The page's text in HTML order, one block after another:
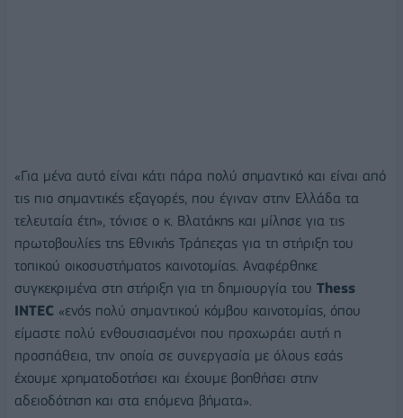
«Για μένα αυτό είναι κάτι πάρα πολύ σημαντικό και είναι από
τις πιο σημαντικές εξαγορές, που έγιναν στην Ελλάδα τα
τελευταία έτη», τόνισε ο κ. Βλατάκης και μίλησε για τις
πρωτοβουλίες της Εθνικής Τράπεζας για τη στήριξη του
τοπικού οικοσυστήματος καινοτομίας. Αναφέρθηκε
συγκεκριμένα στη στήριξη για τη δημιουργία του Thess
INTEC «ενός πολύ σημαντικού κόμβου καινοτομίας, όπου
είμαστε πολύ ενθουσιασμένοι που προχωράει αυτή η
προσπάθεια, την οποία σε συνεργασία με όλους εσάς
έχουμε χρηματοδοτήσει και έχουμε βοηθήσει στην
αδειοδότηση και στα επόμενα βήματα».